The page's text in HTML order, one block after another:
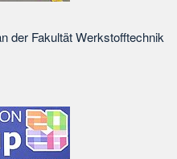
der Fakultät Werkstofftechnik